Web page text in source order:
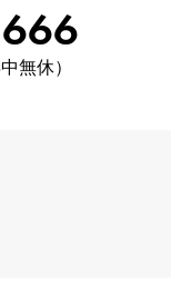
無休）